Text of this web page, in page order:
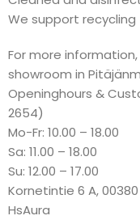
We support recycling
For more
showroom in
Openinghours &
2654)
Mo-Fr: 10.00 – 18.00
Sa: 11.00 – 18.00
Su: 12.00 – 17.00
Kornetintie 6 A,
HsAura